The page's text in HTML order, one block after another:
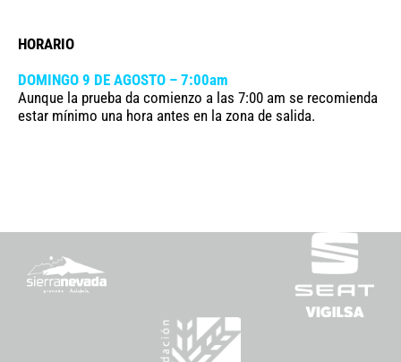
HORARIO
DOMINGO 9 DE AGOSTO – 7:00am
Aunque la prueba da comienzo a las 7:00 am se recomienda
estar mínimo una hora antes en la zona de salida.